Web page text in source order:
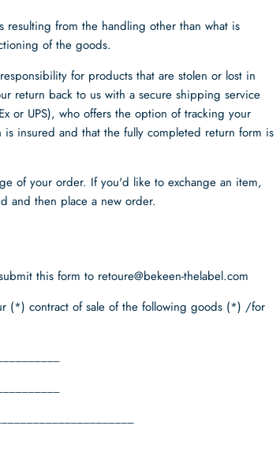
from the handling other than what is
of the goods.
for products that are stolen or lost in
return back to us with a secure shipping service
or UPS), who offers the option of tracking your
insured and that the fully completed return form is
of your order. If you'd like to exchange an item,
and then place a new order.
this form to retoure@bekeen-thelabel.com
contract of sale of the following goods (*) /for